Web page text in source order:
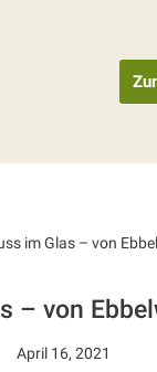
im Glas – von
– von
April 16, 2021